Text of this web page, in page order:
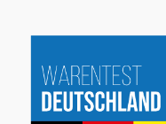
Inhalt
springen